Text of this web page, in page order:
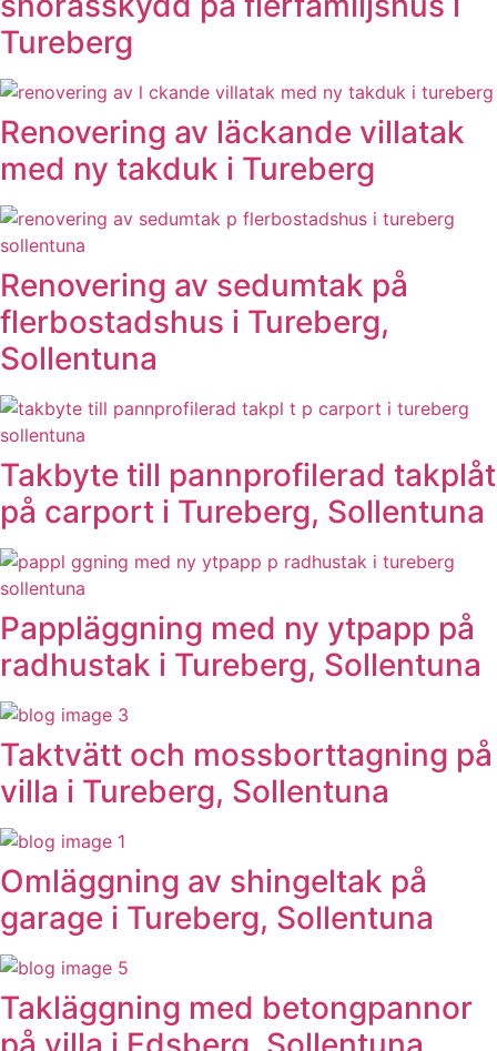
Tureberg
Renovering av läckande villatak
med ny takduk i Tureberg
Renovering av sedumtak på
flerbostadshus i Tureberg,
Sollentuna
Takbyte till pannprofilerad takplåt
på carport i Tureberg, Sollentuna
Pappläggning med ny ytpapp på
radhustak i Tureberg, Sollentuna
Taktvätt och mossborttagning på
villa i Tureberg, Sollentuna
Omläggning av shingeltak på
garage i Tureberg, Sollentuna
Takläggning med betongpannor